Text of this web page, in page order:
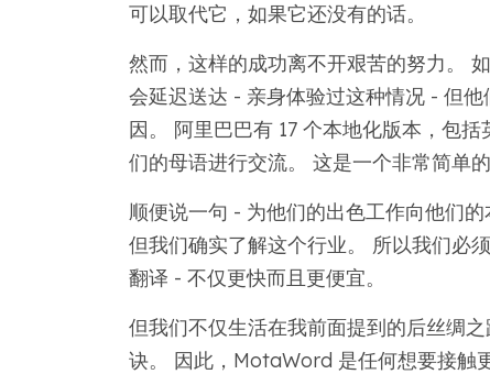
可以取代它，如果它还没有的话。
然而，这样的成功离不开艰苦的努力。
会延迟送达 - 亲身体验过这种情况 - 但
因。 阿里巴巴有 17 个本地化版本，包
们的母语进行交流。 这是一个非常简单
顺便说一句 - 为他们的出色工作向他们
但我们确实了解这个行业。 所以我们必
翻译 - 不仅更快而且更便宜。
但我们不仅生活在我前面提到的后丝绸
诀。 因此，MotaWord 是任何想要接触